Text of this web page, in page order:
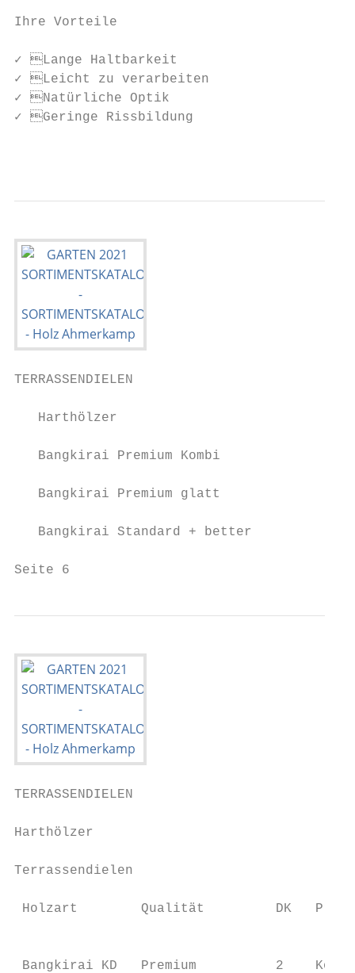
Ihre Vorteile
✓ Lange Haltbarkeit
✓ Leicht zu verarbeiten
✓ Natürliche Optik
✓ Geringe Rissbildung
TERRASSENDIELEN
   Harthölzer
   Bangkirai Premium Kombi
   Bangkirai Premium glatt
   Bangkirai Standard + better
Seite 6
TERRASSENDIELEN
Harthölzer
Terrassendielen
Holzart        Qualität         DK   Profil
Bangkirai KD   Premium          2